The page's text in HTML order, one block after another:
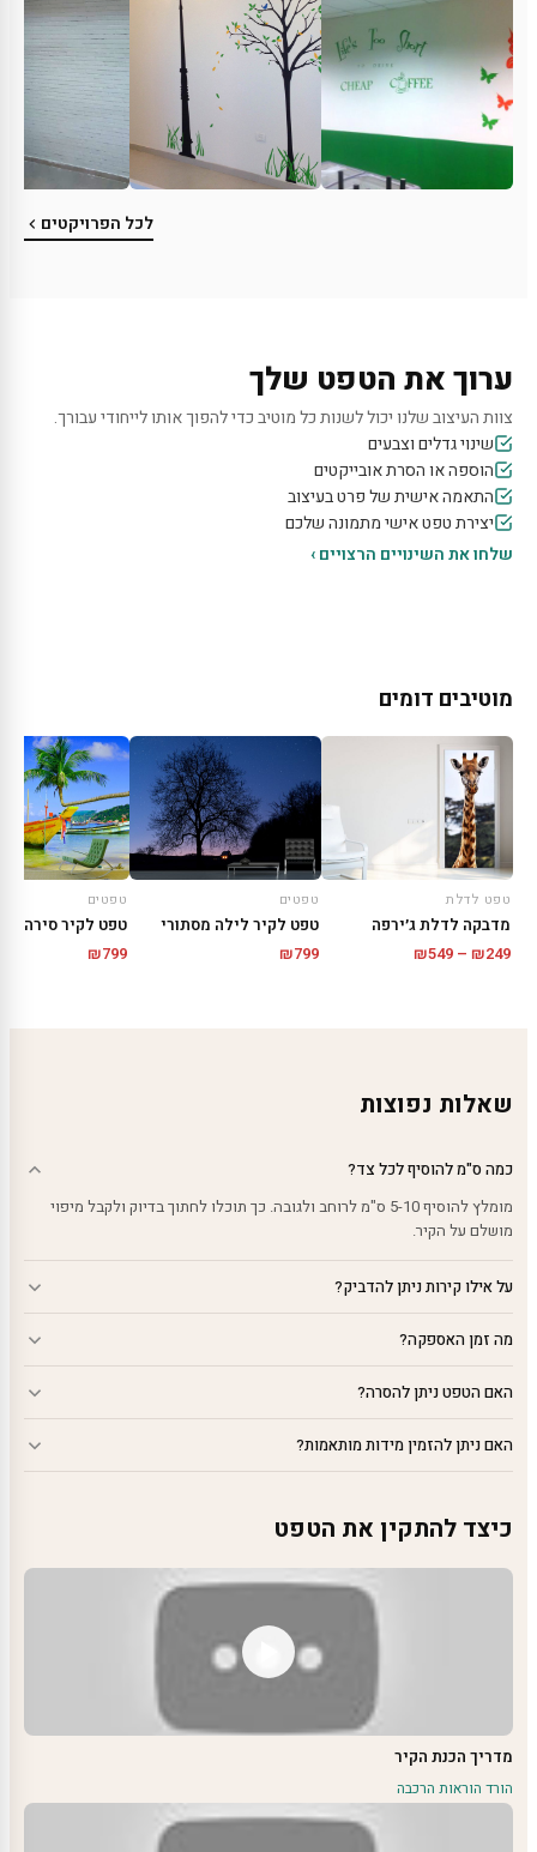
לכל הפרויקטים
ערוך את הטפט שלך
צוות העיצוב שלנו יכול לשנות כל מוטיב כדי להפוך אותו לייחודי עבורך.
שינוי גדלים וצבעים
הוספה או הסרת אובייקטים
התאמה אישית של פרט בעיצוב
יצירת טפט אישי מתמונה שלכם
שלחו את השינויים הרצויים ›
מוטיבים דומים
טפט לדלת
מדבקה לדלת ג׳ירפה
₪249
–
₪549
טפטים
טפט לקיר לילה מסתורי
₪799
טפטים
טפט לקיר סירה
₪799
שאלות נפוצות
כמה ס"מ להוסיף לכל צד?
מומלץ להוסיף 5-10 ס"מ לרוחב ולגובה. כך תוכלו לחתוך בדיוק ולקבל מיפוי
מושלם על הקיר.
על אילו קירות ניתן להדביק?
מה זמן האספקה?
האם הטפט ניתן להסרה?
האם ניתן להזמין מידות מותאמות?
כיצד להתקין את הטפט
מדריך הכנת הקיר
הורד הוראות הרכבה